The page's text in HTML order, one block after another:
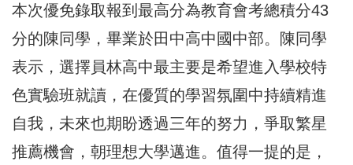
本次優免錄取報到最高分為教育會考總積分43
分的陳同學，畢業於田中高中國中部。陳同學
表示，選擇員林高中最主要是希望進入學校特
色實驗班就讀，在優質的學習氛圍中持續精進
自我，未來也期盼透過三年的努力，爭取繁星
推薦機會，朝理想大學邁進。值得一提的是，